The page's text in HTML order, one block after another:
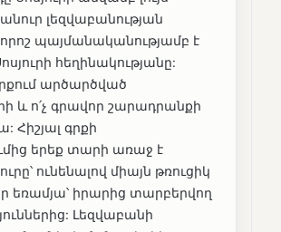
լեզվաբանության
պայմանականությամբ է
հեղինակությանը:
արծարծված
և ո՛չ գրավոր շարադրանքի
Հիշյալ գրքի
երեք տարի առաջ է
ունենալով միայն թռուցիկ
եռամյա՝ իրարից տարբերվող
Լեզվաբանի